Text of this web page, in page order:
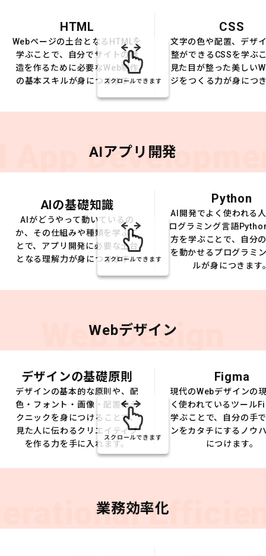
HTML
Webページの土台となるHTMLを
学ぶことで、自分でサイトの構
造を作るために必要なWeb制作
の基本スキルが身につきます。
CSS
文字の色や配置、デザ
整ができるCSSを学ぶ
見た目が整った美しい
ジをつくる力が身につ
スクロールできます
App AIアプリ開発
AIの基礎知識
AIがどうやって動いているの
か、その仕組みや種類を学ぶこ
とで、アプリ開発に必要な土台
となる理解力が身につきます。
Python
AI開発でよく使われる
ログラミング言語
方を学ぶことで、自分
を動かせるプログラミ
ルが身につきます
スクロールできます
Web Design
Webデザイン
デザインの基礎原則
デザインの基本的な原則や、配
色・フォント・画像・配置のテ
クニックを身につけることで、
見た人に伝わるクリエイティブ
を作る力を手に入れます。
Figma
現代のWebデザインの
く使われているツール
学ぶことで、自分の手
ンをカタチにするノウ
につけます。
スクロールできます
業務効率化